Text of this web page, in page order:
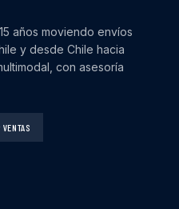
años moviendo envíos
y desde Chile hacia
con asesoría